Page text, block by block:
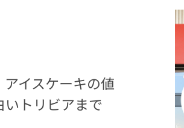
アイスケーキの値
トリビアまで